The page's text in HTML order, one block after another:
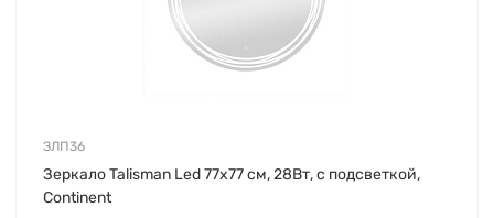
ЗЛП36
Зеркало Talisman Led 77х77 см, 28Вт, с подсветкой,
Continent